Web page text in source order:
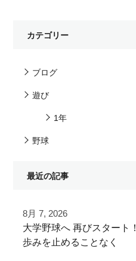
カテゴリー
ブログ
遊び
1年
野球
最近の記事
8月 7, 2026
⁡大学野球へ⁡ 再びスタート！⁡
⁡⁡歩みを止めることなく⁡